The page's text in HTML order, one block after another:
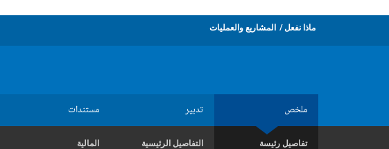
ماذا نفعل المشاريع والعمليات
ملخص تدبير مستندات
تفاصيل رئيسة التفاصيل الرئيسية المالية